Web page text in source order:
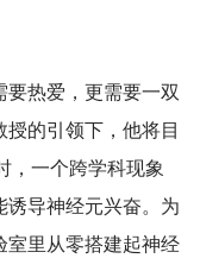
热爱，更需要一双
的引领下，他将目
，一个跨学科现象
诱导神经元兴奋。为
室里从零搭建起神经